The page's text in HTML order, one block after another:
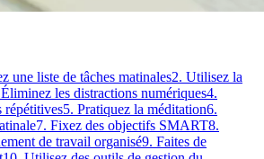
une liste de tâches matinales2. Utilisez la
les distractions numériques4.
répétitives5. Pratiquez la méditation6.
7. Fixez des objectifs SMART8.
de travail organisé9. Faites de